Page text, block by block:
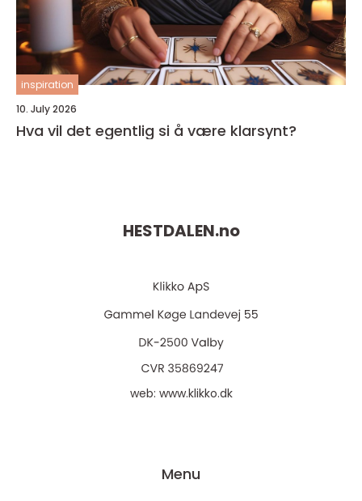
inspiration
10. July 2026
Hva vil det egentlig si å være klarsynt?
HESTDALEN.no
web: www.klikko.dk
Menu